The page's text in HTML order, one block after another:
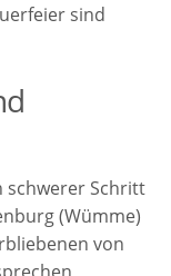
sind
schwerer Schritt
(Wümme)
von